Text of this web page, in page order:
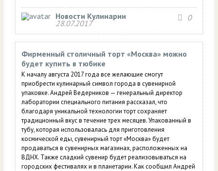
Новости Кулинарии
28.07.2017
0
Фирменный столичный торт «Москва» можно
будет купить в тюбике
К началу августа 2017 года все желающие смогут
приобрести кулинарный символ города в сувенирной
упаковке. Андрей Ведерников — генеральный директор
лаборатории специального питания рассказал, что
благодаря уникальной технологии торт сохраняет
традиционный вкус в течение трех месяцев. Упакованный в
тубу, которая использовалась для приготовления
космической еды, сувенирный торт «Москва» будет
продаваться в сувенирных магазинах, расположенных на
ВДНХ. Также сладкий сувенир будет реализовываться на
городских фестивалях и в планетарии. Как сообщил Андрей